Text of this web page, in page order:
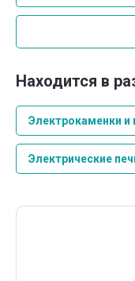
Находится в
Электрокаменки и
Электрические